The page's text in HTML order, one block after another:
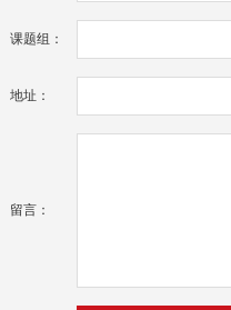
课题组：
地址：
留言：